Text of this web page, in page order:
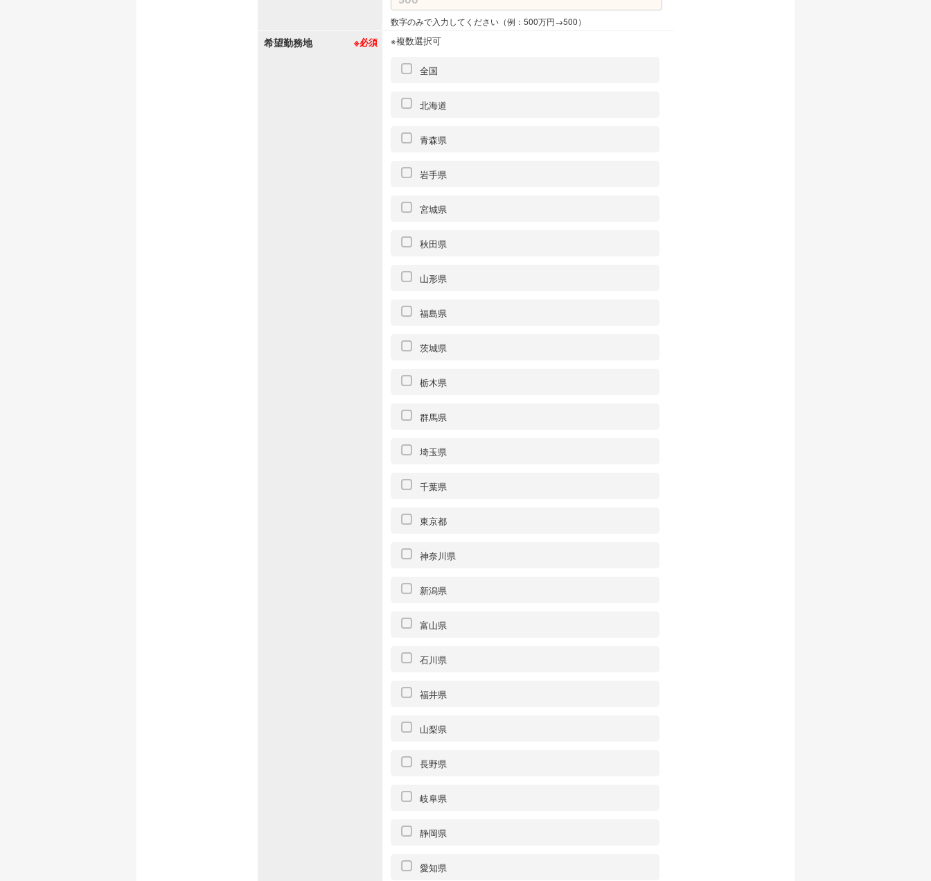
数字のみで入力してください（例：500万円→500）
希望勤務地 ※必須 ※複数選択可
全国
北海道
青森県
岩手県
宮城県
秋田県
山形県
福島県
茨城県
栃木県
群馬県
埼玉県
千葉県
東京都
神奈川県
新潟県
富山県
石川県
福井県
山梨県
長野県
岐阜県
静岡県
愛知県